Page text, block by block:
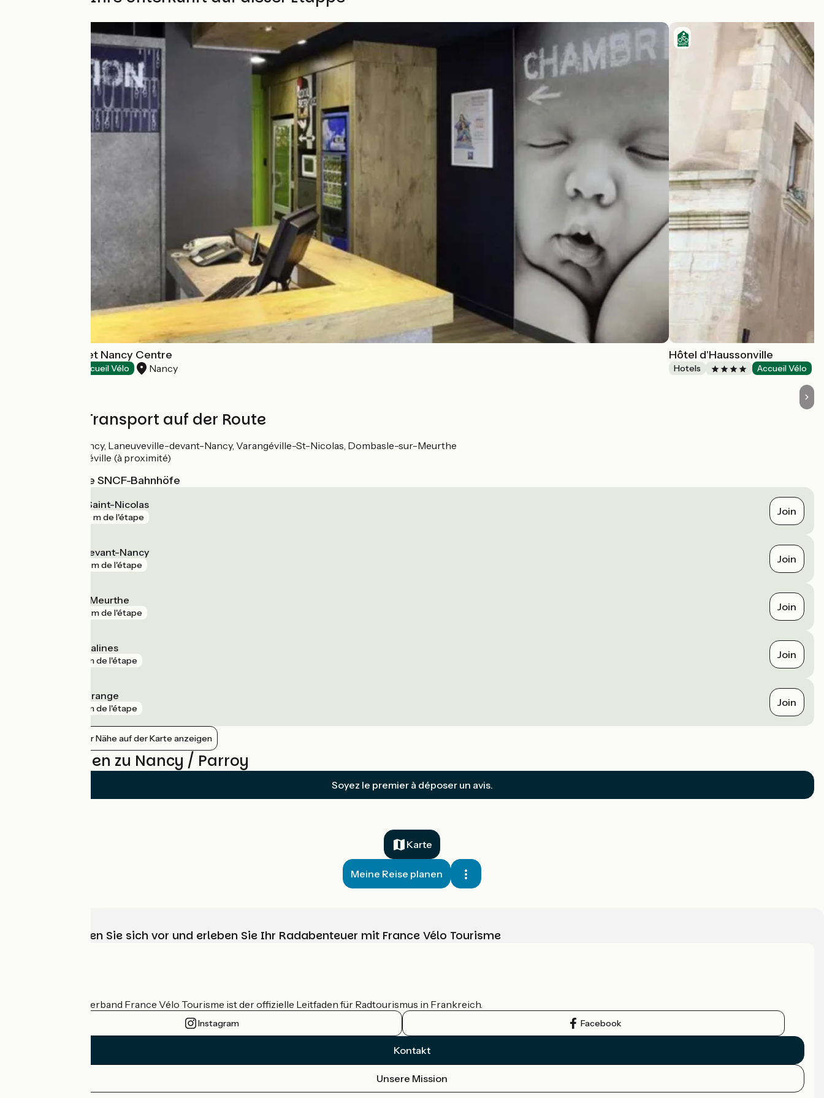
Hôtel Ibis Budget Nancy Centre
Accueil Vélo Nancy
Hôtel d'Haussonville
Hotels Accueil Vélo
Züge und Transport auf der Route
Gares de Nancy, Laneuveville-devant-Nancy, Varangéville-St-Nicolas, Dombasle-sur-Meurthe
Gare de Lunéville (à proximité)
Nächstgelegene SNCF-Bahnhöfe
Varangéville - Saint-Nicolas
239 m de l'étape Join
Laneuveville-devant-Nancy
414 m de l'étape Join
Dombasle-sur-Meurthe
691 m de l'étape Join
Rosières-aux-Salines
3 km de l'étape Join
Jarville-la-Malgrange
3 km de l'étape Join
Bahnhöfe in der Nähe auf der Karte anzeigen
Bewertungen zu Nancy / Parroy
Soyez le premier à déposer un avis.
Karte
Meine Reise planen
Wählen, bereiten Sie sich vor und erleben Sie Ihr Radabenteuer mit France Vélo Tourisme
Der nationale Verband France Vélo Tourisme ist der offizielle Leitfaden für Radtourismus in Frankreich.
Instagram Facebook
Kontakt
Unsere Mission